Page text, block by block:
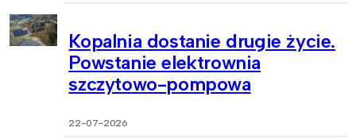
Kopalnia dostanie drugie życie.
Powstanie elektrownia
szczytowo-pompowa
22-07-2026